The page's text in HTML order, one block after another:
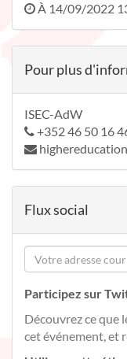
À 14/09/2022
Pour plus
ISEC-AdW
+352 46 50 16
Flux social
Participez sur
Découvrez ce que
cet événement, et